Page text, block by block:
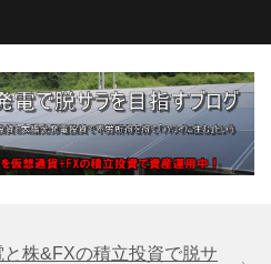
株&FXの積立投資で脱サ